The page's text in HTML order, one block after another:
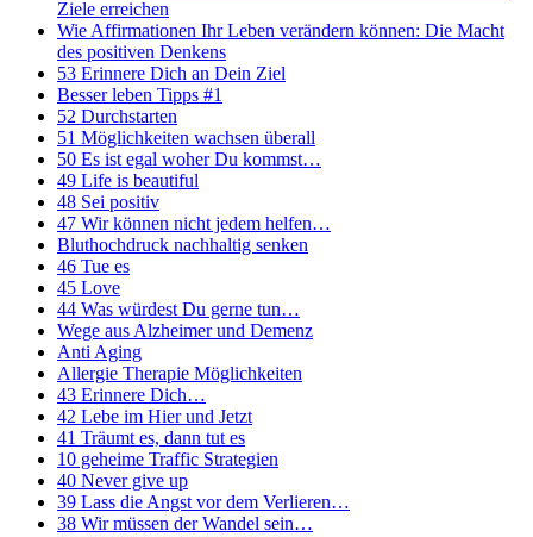
Ziele erreichen
Wie Affirmationen Ihr Leben verändern können: Die Macht
des positiven Denkens
53 Erinnere Dich an Dein Ziel
Besser leben Tipps #1
52 Durchstarten
51 Möglichkeiten wachsen überall
50 Es ist egal woher Du kommst…
49 Life is beautiful
48 Sei positiv
47 Wir können nicht jedem helfen…
Bluthochdruck nachhaltig senken
46 Tue es
45 Love
44 Was würdest Du gerne tun…
Wege aus Alzheimer und Demenz
Anti Aging
Allergie Therapie Möglichkeiten
43 Erinnere Dich…
42 Lebe im Hier und Jetzt
41 Träumt es, dann tut es
10 geheime Traffic Strategien
40 Never give up
39 Lass die Angst vor dem Verlieren…
38 Wir müssen der Wandel sein…